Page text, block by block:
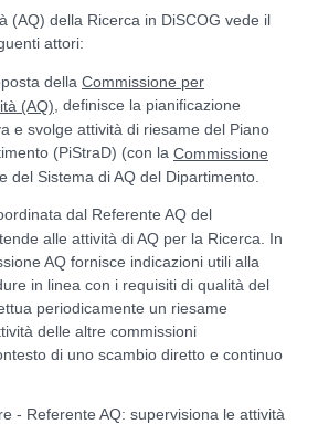
(AQ) della Ricerca in DiSCOG vede il
attori:
della Commissione per
(AQ), definisce la pianificazione
e svolge attività di riesame del Piano
(PiStraD) (con la Commissione
del Sistema di AQ del Dipartimento.
dal Referente AQ del
alle attività di AQ per la Ricerca. In
AQ fornisce indicazioni utili alla
in linea con i requisiti di qualità del
periodicamente un riesame
delle altre commissioni
di uno scambio diretto e continuo
- Referente AQ: supervisiona le attività